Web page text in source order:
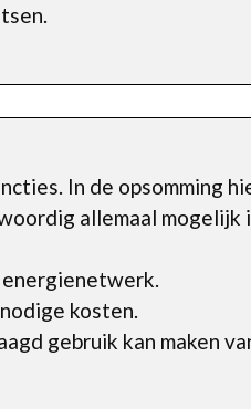
In de opsomming
allemaal mogelijk
energienetwerk.
kosten.
gebruik kan maken